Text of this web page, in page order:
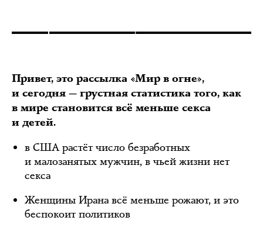
Привет, это рассылка «Мир в огне»,
и сегодня — грустная статистика того, как
в мире становится всё меньше секса
и детей.
в США растёт число безработных
и малозанятых мужчин, в чьей жизни нет
секса
Женщины Ирана всё меньше рожают, и это
беспокоит политиков